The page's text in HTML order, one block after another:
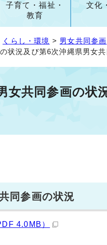
子育て・福祉・
教育
文化
くらし・環境 > 男女共同参画
状況及び第6次沖縄県男女
女共同参画の状
同参画の状況
4.0MB）